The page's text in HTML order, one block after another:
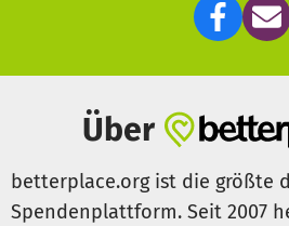
Torfmoose wieder wachsen
Klimaschutz, auch zahlreiche
profitieren von der Renaturierung.
Mehr Moor! Für Natur und Klima.
Über
betterplace.org ist die größte
Spendenplattform. Seit 2007